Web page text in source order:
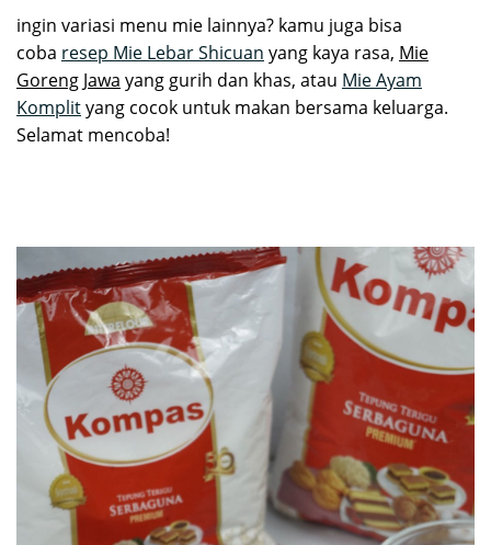
ingin variasi menu mie lainnya? kamu juga bisa
coba resep Mie Lebar Shicuan yang kaya rasa, Mie
Goreng Jawa yang gurih dan khas, atau Mie Ayam
Komplityang cocok untuk makan bersama keluarga.
Selamat mencoba!